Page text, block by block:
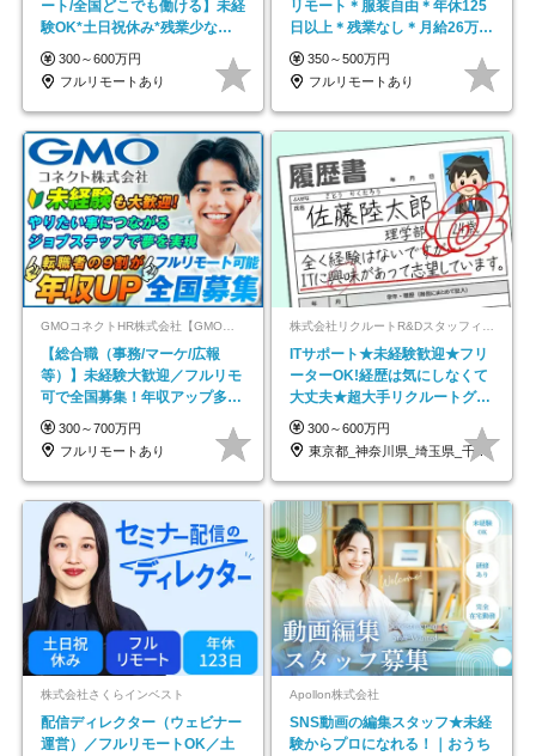
ート/全国どこでも働ける】未経
験OK*土日祝休み*残業少なめ*
在宅勤務手当あり
300～600万円
フルリモートあり
リモート＊服装自由＊年休125
日以上＊残業なし＊月給26万円
以上
350～500万円
フルリモートあり
GMOコネクトHR株式会社【GMOインターネットグループ】
【総合職（事務/マーケ/広報
等）】未経験大歓迎／フルリモ
可で全国募集！年収アップ多数
★年休最大130日★
300～700万円
フルリモートあり
ITサポート★未経験歓迎★フリ
ーターOK!経歴は気にしなくて
大丈夫★超大手リクルートグル
ープの正社員/sg
300～600万円
東京都_神奈川県_埼玉県_千葉県_大阪府…
株式会社さくらインベスト
配信ディレクター（ウェビナー
運営）／フルリモートOK／土
Apollon株式会社
SNS動画の編集スタッフ★未経
験からプロになれる！｜おうち